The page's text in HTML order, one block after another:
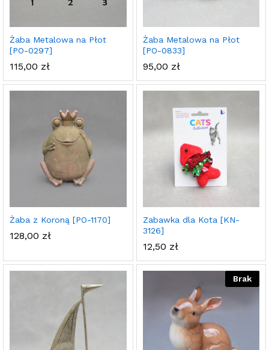
Żaba Metalowa na Płot
[PO-0297]
115,00 zł
Żaba Metalowa na Płot
[PO-0833]
95,00 zł
Żaba z Koroną [PO-1170]
128,00 zł
Zabawka dla Kota [KN-
3126]
12,50 zł
Brak